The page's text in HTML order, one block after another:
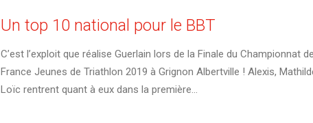
Un top 10 national pour le BBT
C’est l’exploit que réalise Guerlain lors de la Finale du Championnat de
France Jeunes de Triathlon 2019 à Grignon Albertville ! Alexis,
Loïc rentrent quant à eux dans la première...